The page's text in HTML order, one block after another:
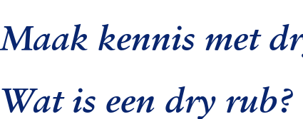
Maak kennis met
Wat is een dry rub?